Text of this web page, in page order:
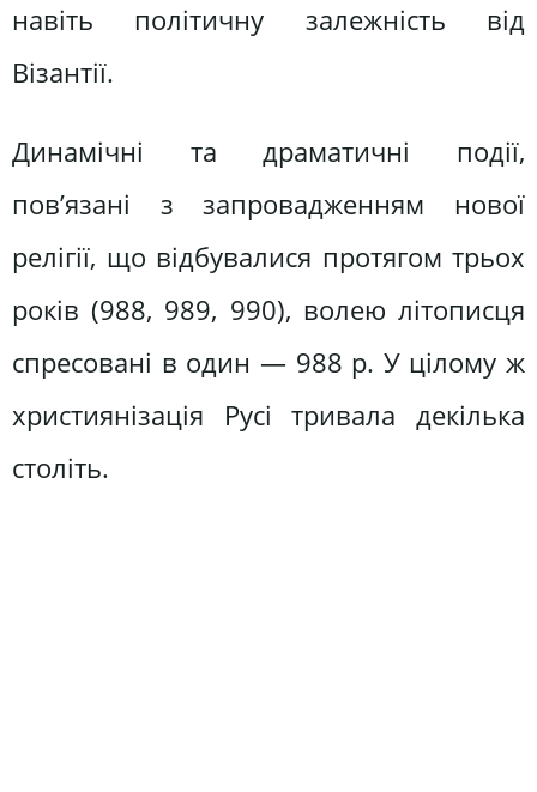
навіть політичну залежність від
Візантії.
Динамічні та драматичні події,
пов’язані з запровадженням нової
релігії, що відбувалися протягом трьох
років (988, 989, 990), волею літописця
спресовані в один — 988 р. У цілому ж
християнізація Русі тривала декілька
століть.